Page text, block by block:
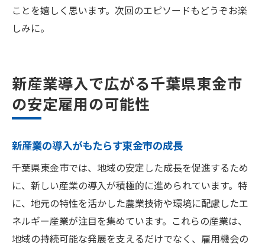
ことを嬉しく思います。次回のエピソードもどうぞお楽
しみに。
新産業導入で広がる千葉県東金市
の安定雇用の可能性
新産業の導入がもたらす東金市の成長
千葉県東金市では、地域の安定した成長を促進するため
に、新しい産業の導入が積極的に進められています。特
に、地元の特性を活かした農業技術や環境に配慮したエ
ネルギー産業が注目を集めています。これらの産業は、
地域の持続可能な発展を支えるだけでなく、雇用機会の